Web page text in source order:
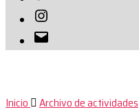
Instagram
Correo
electrónico
Inicio Archivo de actividades